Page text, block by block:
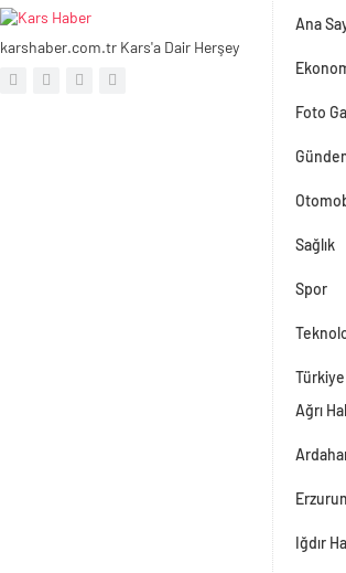
karshaber.com.tr Kars'a Dair Herşey
Ana
Foto
Sağlık
Spor
Ağrı
Iğdır